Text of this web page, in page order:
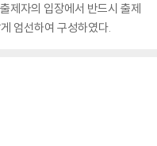
제자의 입장에서 반드시 출제
엄선하여 구성하였다.